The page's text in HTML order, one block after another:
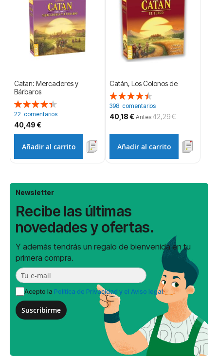
Catan: Mercaderes y
Bárbaros
Valoración:
89%
22 comentarios
40,49 €
Añadir al carrito
Catán, Los Colonos de
Valoración:
90%
398 comentarios
Precio
especial
40,18 € Antes42,29 €
Añadir al carrito
Newsletter
Recibe las últimas
novedades y ofertas.
Y además tendrás un regalo de bienvenida en tu
primera compra.
Acepto la Política de Privacidad y el Aviso legal
Suscribirme